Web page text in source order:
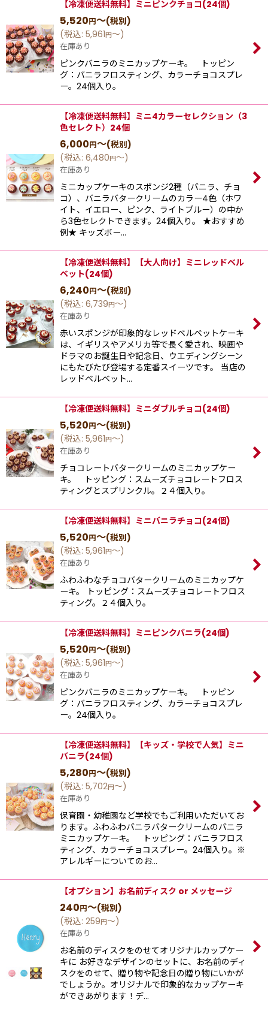
【冷凍便送料無料】ミニピンクチョコ(24個)
5,520円～(税別)
(税込: 5,961円～)
在庫あり
ピンクバニラのミニカップケーキ。 トッピン
グ：バニラフロスティング、カラーチョコスプレ
ー。24個入り。
【冷凍便送料無料】ミニ4カラーセレクション（3
色セレクト）24個
6,000円～(税別)
(税込: 6,480円～)
在庫あり
ミニカップケーキのスポンジ2種（バニラ、チョ
コ）、バニラバタークリームのカラー4色（ホワ
イト、イエロー、ピンク、ライトブルー）の中か
ら3色セレクトできます。24個入り。 ★おすすめ
例★ キッズボー…
【冷凍便送料無料】【大人向け】ミニレッドベル
ベット(24個)
6,240円～(税別)
(税込: 6,739円～)
在庫あり
赤いスポンジが印象的なレッドベルベットケーキ
は、イギリスやアメリカ等で長く愛され、映画や
ドラマのお誕生日や記念日、ウエディングシーン
にもたびたび登場する定番スイーツです。 当店の
レッドベルベット…
【冷凍便送料無料】ミニダブルチョコ(24個)
5,520円～(税別)
(税込: 5,961円～)
在庫あり
チョコレートバタークリームのミニカップケー
キ。 トッピング：スムーズチョコレートフロス
ティングとスプリンクル。２４個入り。
【冷凍便送料無料】ミニバニラチョコ(24個)
5,520円～(税別)
(税込: 5,961円～)
在庫あり
ふわふわなチョコバタークリームのミニカップケ
ーキ。 トッピング：スムーズチョコレートフロス
ティング。２４個入り。
【冷凍便送料無料】ミニピンクバニラ(24個)
5,520円～(税別)
(税込: 5,961円～)
在庫あり
ピンクバニラのミニカップケーキ。 トッピン
グ：バニラフロスティング、カラーチョコスプレ
ー。24個入り。
【冷凍便送料無料】【キッズ・学校で人気】ミニ
バニラ(24個)
5,280円～(税別)
(税込: 5,702円～)
在庫あり
保育園・幼稚園など学校でもご利用いただいてお
ります。ふわふわバニラバタークリームのバニラ
ミニカップケーキ。 トッピング：バニラフロス
ティング、カラーチョコスプレー。24個入り。※
アレルギーについてのお…
【オプション】お名前ディスク or メッセージ
240円～(税別)
(税込: 259円～)
在庫あり
お名前のディスクをのせてオリジナルカップケー
キに お好きなデザインのセットに、お名前のディ
スクをのせて、贈り物や記念日の贈り物にいかが
でしょうか。オリジナルで印象的なカップケーキ
ができあがります！デ…